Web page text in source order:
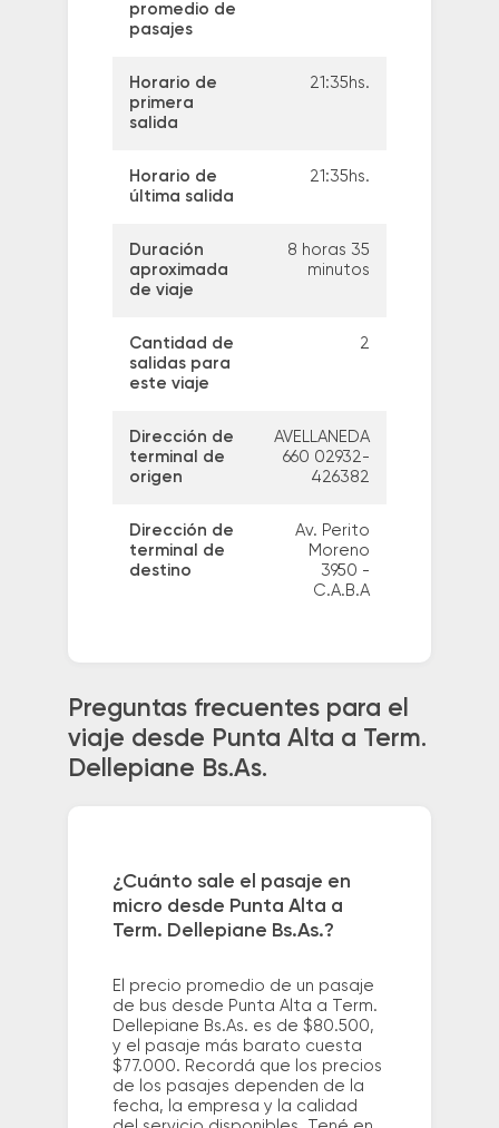
promedio de
pasajes
Horario de
primera
salida
21:35hs.
Horario de
última salida
21:35hs.
Duración
aproximada
de viaje
8 horas 35
minutos
Cantidad de
salidas para
este viaje
2
Dirección de
terminal de
origen
AVELLANEDA
660 02932-
426382
Dirección de
terminal de
destino
Av. Perito
Moreno
3950 -
C.A.B.A
Preguntas frecuentes para el
viaje desde Punta Alta a Term.
Dellepiane Bs.As.
¿Cuánto sale el pasaje en
micro desde Punta Alta a
Term. Dellepiane Bs.As.?
El precio promedio de un pasaje
de bus desde Punta Alta a Term.
Dellepiane Bs.As. es de $80.500,
y el pasaje más barato cuesta
$77.000. Recordá que los precios
de los pasajes dependen de la
fecha, la empresa y la calidad